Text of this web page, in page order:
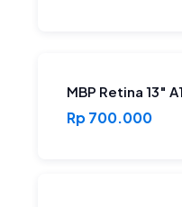
MBP Retina 13″
Rp 700.000